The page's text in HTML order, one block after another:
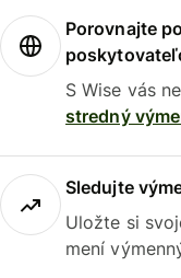
Porovnajte
S Wise vás
stredný
Sledujte
Uložte si
mení